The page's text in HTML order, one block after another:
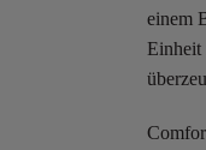
einem
Einheit